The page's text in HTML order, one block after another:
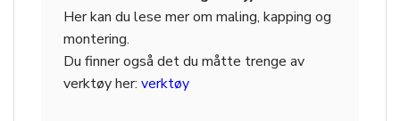
Her kan du lese mer om maling, kapping og
montering.
Du finner også det du måtte trenge av
verktøy her: verktøy